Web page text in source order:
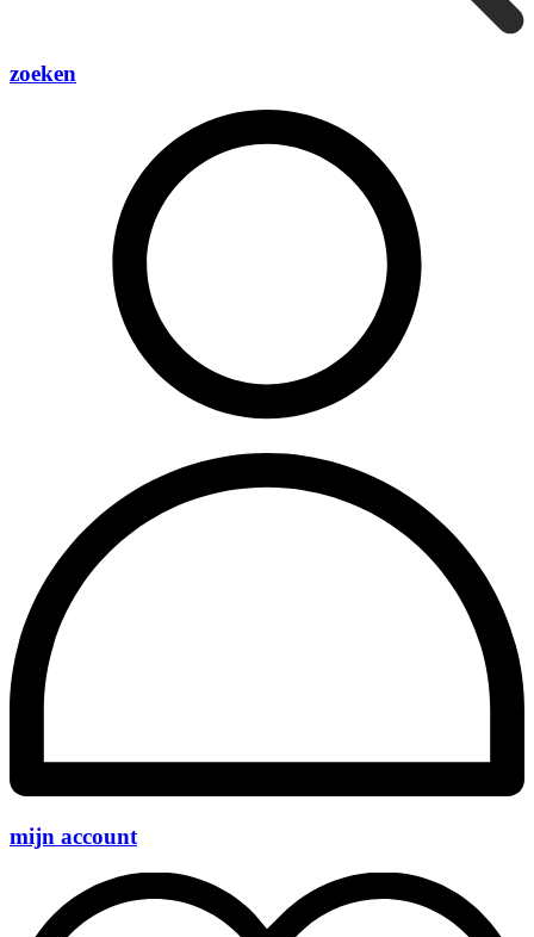
zoeken
mijn account